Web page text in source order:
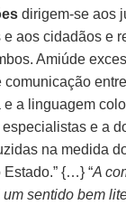
dirigem-se aos
aos cidadãos e
Amiúde
comunicação
a linguagem
especialistas e a
na medida
{…} “A
um sentido bem